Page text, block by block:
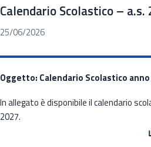
Calendario Scolastico –
25/06/2026
Oggetto: Calendario Scolastico anno
In allegato è disponibile il calendario
2027.